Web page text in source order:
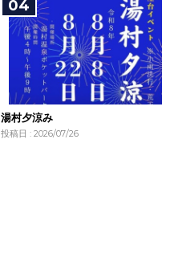
湯村夕涼み
投稿日 : 2026/07/26